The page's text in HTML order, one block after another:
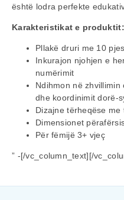
është lodra perfekte
Karakteristikat e produktit:
Pllakë druri me 10
Inkurajon njohjen e
numërimit
Ndihmon në
dhe koordinimit dorë-
Dizajne tërheqëse me
Dimensionet
Për fëmijë 3+ vjeç
” -[/vc_column_text][/